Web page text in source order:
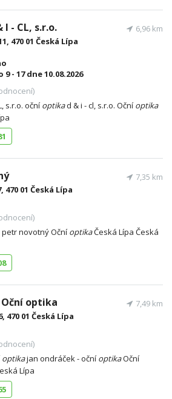
- CL, s.r.o.
470 01 Česká Lípa
9 - 17dne 10.08.2026
6,96 km
s.r.o. oční optikad & i - cl, s.r.o. Oční optika
01 Česká Lípa
7,35 km
petr novotný Oční optikaČeská Lípa Česká
Oční optika
470 01 Česká Lípa
7,49 km
optikajan ondráček - oční optikaOční
Lípa